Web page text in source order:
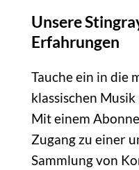
Unsere
Erfahrungen
Tauche ein in die
klassischen
Mit einem
Zugang zu einer
Sammlung von